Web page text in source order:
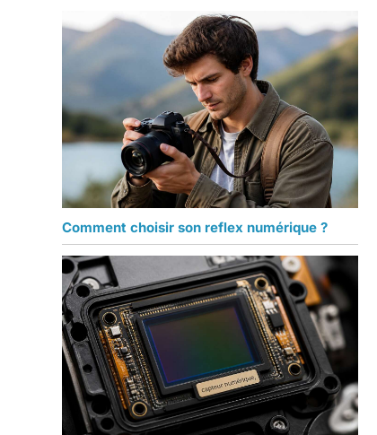
Comment choisir son reflex numérique ?